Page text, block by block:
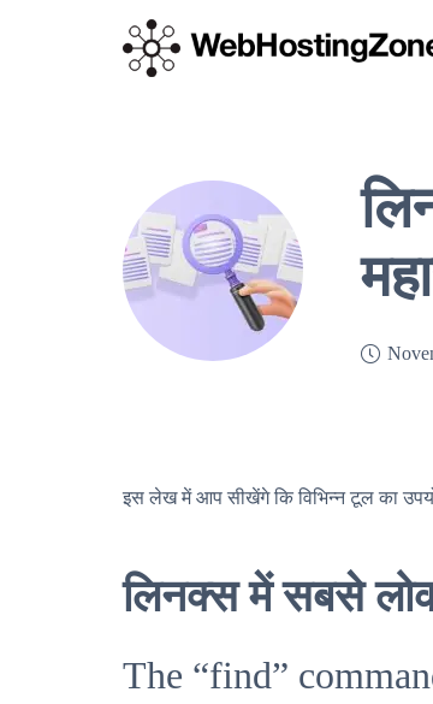
इस लेख में आप सीखेंगे कि विभिन्न टूल का
लिनक्स में सबसे
The “find”